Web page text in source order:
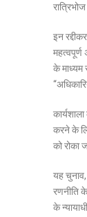
इन
महत्वपूर्ण
के माध्यम
करने के
को रोका
यह
रणनीति
के